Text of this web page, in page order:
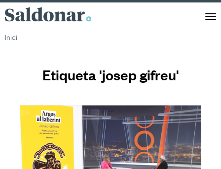
Saldonar
Inici
Etiqueta 'josep gifreu'